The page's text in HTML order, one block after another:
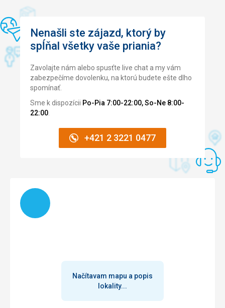
Nenašli ste zájazd, ktorý by
spĺňal všetky vaše priania?
Zavolajte nám alebo spusťte live chat a my vám
zabezpečíme dovolenku, na ktorú budete ešte dlho
spomínať.
Sme k dispozícii Po-Pia 7:00-22:00, So-Ne 8:00-
22:00.
+421 2 3221 0477
Načítam
Načítavam mapu a popis
lokality...